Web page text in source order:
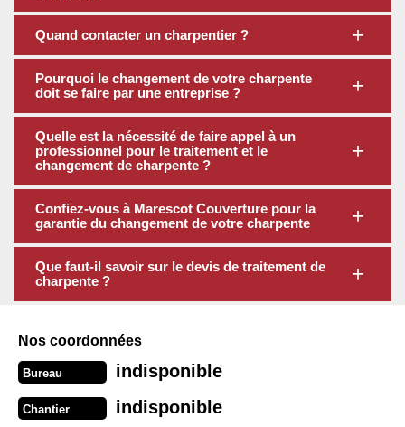
Quand contacter un charpentier ?
Pourquoi le changement de votre charpente
doit se faire par une entreprise ?
Quelle est la nécessité de faire appel à un
professionnel pour le traitement et le
changement de charpente ?
Confiez-vous à Marescot Couverture pour la
garantie du changement de votre charpente
Que faut-il savoir sur le devis de traitement de
charpente ?
Nos coordonnées
Bureau indisponible
Chantier indisponible